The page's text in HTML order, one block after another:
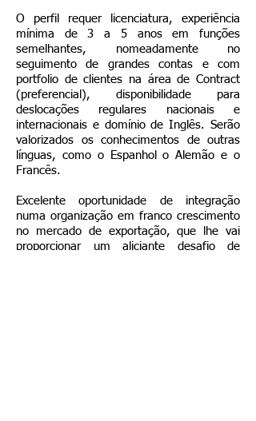
O perfil requer licenciatura, experiência
mínima de 3 a 5 anos em funções
semelhantes, nomeadamente no
seguimento de grandes contas e com
portfolio de clientes na área de Contract
(preferencial), disponibilidade para
deslocações regulares nacionais e
internacionais e domínio de Inglês. Serão
valorizados os conhecimentos de outras
línguas, como o Espanhol o Alemão e o
Francês.
Excelente oportunidade de integração
numa organização em franco crescimento
no mercado de exportação, que lhe vai
proporcionar um aliciante desafio de